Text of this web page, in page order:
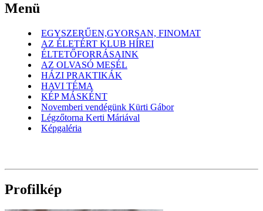
Menü
EGYSZERŰEN,GYORSAN, FINOMAT
AZ ÉLETÉRT KLUB HÍREI
ÉLTETŐFORRÁSAINK
AZ OLVASÓ MESÉL
HÁZI PRAKTIKÁK
HAVI TÉMA
KÉP MÁSKÉNT
Novemberi vendégünk Kürti Gábor
Légzőtorna Kerti Máriával
Képgaléria
Profilkép